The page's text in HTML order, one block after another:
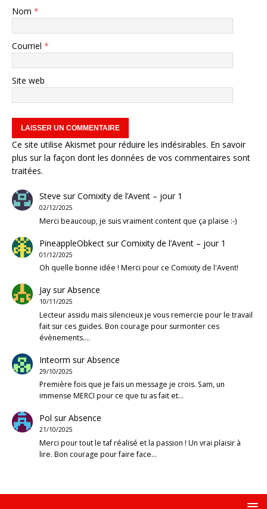
Nom *
Courriel *
Site web
Ce site utilise Akismet pour réduire les indésirables. En savoir
plus sur la façon dont les données de vos commentaires sont
traitées.
Steve surComixity de l’Avent – jour 1
02/12/2025
Merci beaucoup, je suis vraiment content que ça plaise :-)
PineappleObkectsurComixity de l’Avent – jour 1
01/12/2025
Oh quelle bonne idée ! Merci pour ce Comixity de l'Avent!
JaysurAbsence
10/11/2025
Lecteur assidu mais silencieux je vous remercie pour le travail
fait sur ces guides. Bon courage pour surmonter ces
évènements.…
Inteorm surAbsence
29/10/2025
Première fois que je fais un message je crois. Sam, un
immense MERCI pour ce que tu as fait et…
Pol surAbsence
21/10/2025
Merci pour tout le taf réalisé et la passion ! Un vrai plaisir à
lire. Bon courage pour faire face…